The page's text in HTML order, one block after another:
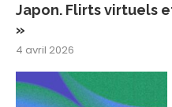
Japon. Flirts virtuels
»
4 avril 2026